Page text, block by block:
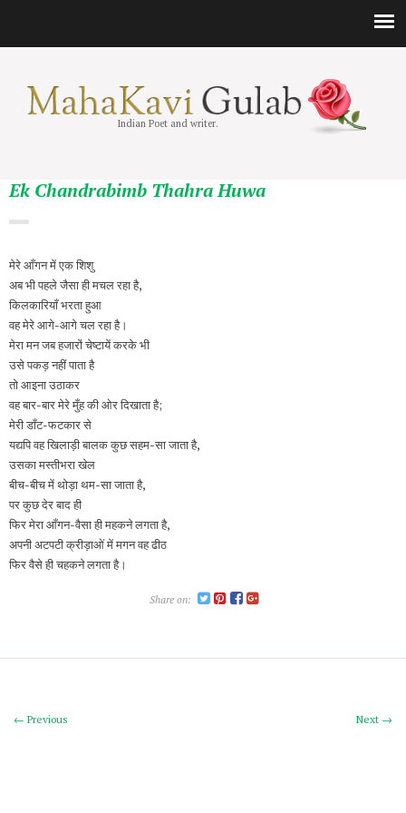
Indian Poet and writer.
Ek Chandrabimb Thahra Huwa
मेरे आँगन में एक शिशु
अब भी पहले जैसा ही मचल रहा है,
किलकारियाँ भरता हुआ
वह मेरे आगे-आगे चल रहा है।
मेरा मन जब हजारों चेष्टायें करके भी
उसे पकड़ नहीं पाता है
तो आइना उठाकर
वह बार-बार मेरे मुँह की ओर दिखाता है;
मेरी डाँट-फटकार से
यद्यपि वह खिलाड़ी बालक कुछ सहम-सा जाता है,
उसका मस्तीभरा खेल
बीच-बीच में थोड़ा थम-सा जाता है,
पर कुछ देर बाद ही
फिर मेरा आँगन-वैसा ही महकने लगता है,
अपनी अटपटी क्रीड़ाओं में मगन वह ढीठ
फिर वैसे ही चहकने लगता है।
Share on:
Next →
← Previous